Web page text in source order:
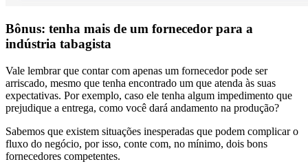
Bônus: tenha mais de um fornecedor para a
indústria tabagista
Vale lembrar que contar com apenas um fornecedor pode ser
arriscado, mesmo que tenha encontrado um que atenda às suas
expectativas. Por exemplo, caso ele tenha algum impedimento que
prejudique a entrega, como você dará andamento na produção?
Sabemos que existem situações inesperadas que podem complicar o
fluxo do negócio, por isso, conte com, no mínimo, dois bons
fornecedores competentes.